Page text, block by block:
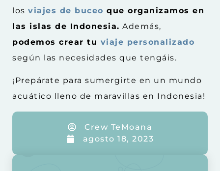
los viajes de buceo que organizamos en
las islas de Indonesia. Además,
podemos crear tu viaje personalizado
según las necesidades que tengáis.
¡Prepárate para sumergirte en un mundo
acuático lleno de maravillas en Indonesia!
Crew TeMoana
agosto 18, 2023